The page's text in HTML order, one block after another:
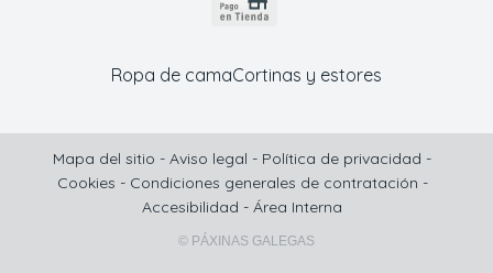
Ropa de camaCortinas y estores
Mapa del sitio - Aviso legal - Política de privacidad -
Cookies - Condiciones generales de contratación -
Accesibilidad - Área Interna
© PÁXINAS GALEGAS